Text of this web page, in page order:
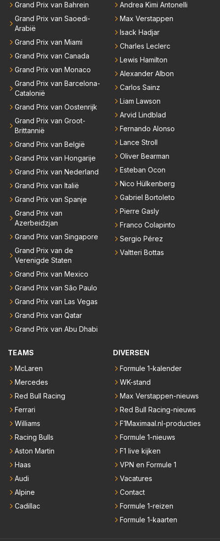
Grand Prix van Bahrein
Grand Prix van Saoedi-
Arabië
Grand Prix van Miami
Grand Prix van Canada
Grand Prix van Monaco
Grand Prix van Barcelona-
Catalonië
Grand Prix van Oostenrijk
Grand Prix van Groot-
Brittannië
Grand Prix van België
Grand Prix van Hongarije
Grand Prix van Nederland
Grand Prix van Italië
Grand Prix van Spanje
Grand Prix van
Azerbeidzjan
Grand Prix van Singapore
Grand Prix van de
Verenigde Staten
Grand Prix van Mexico
Grand Prix van São Paulo
Grand Prix van Las Vegas
Grand Prix van Qatar
Grand Prix van Abu Dhabi
Andrea Kimi Antonelli
Max Verstappen
Isack Hadjar
Charles Leclerc
Lewis Hamilton
Alexander Albon
Carlos Sainz
Liam Lawson
Arvid Lindblad
Fernando Alonso
Lance Stroll
Oliver Bearman
Esteban Ocon
Nico Hülkenberg
Gabriel Bortoleto
Pierre Gasly
Franco Colapinto
Sergio Pérez
Valtteri Bottas
TEAMS
McLaren
Mercedes
Red Bull Racing
Ferrari
Williams
Racing Bulls
Aston Martin
Haas
Audi
Alpine
Cadillac
DIVERSEN
Formule 1-kalender
WK-stand
Max Verstappen-nieuws
Red Bull Racing-nieuws
F1Maximaal.nl-producties
Formule 1-nieuws
F1 live kijken
VPN en Formule 1
Vacatures
Contact
Formule 1-reizen
Formule 1-kaarten